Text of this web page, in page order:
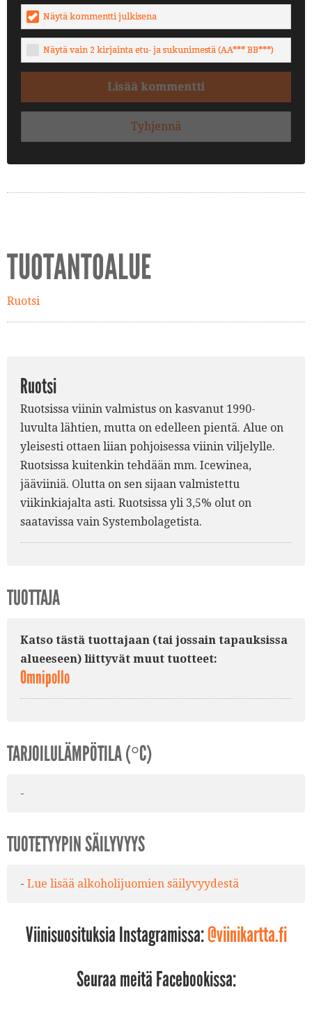
Näytä kommentti julkisena
Näytä vain 2 kirjainta etu- ja sukunimestä (AA*** BB***)
Lisää kommentti
Tyhjennä
TUOTANTOALUE
Ruotsi
Ruotsi
Ruotsissa viinin valmistus on kasvanut 1990-
luvulta lähtien, mutta on edelleen pientä. Alue on
yleisesti ottaen liian pohjoisessa viinin viljelylle.
Ruotsissa kuitenkin tehdään mm. Icewinea,
jääviiniä. Olutta on sen sijaan valmistettu
viikinkiajalta asti. Ruotsissa yli 3,5% olut on
saatavissa vain Systembolagetista.
TUOTTAJA
Katso tästä tuottajaan (tai jossain tapauksissa
alueeseen) liittyvät muut tuotteet:
Omnipollo
TARJOILULÄMPÖTILA (°C)
-
TUOTETYYPIN SÄILYVYYS
- Lue lisää alkoholijuomien säilyvyydestä
Viinisuosituksia Instagramissa:@viinikartta.fi
Seuraa meitä Facebookissa: